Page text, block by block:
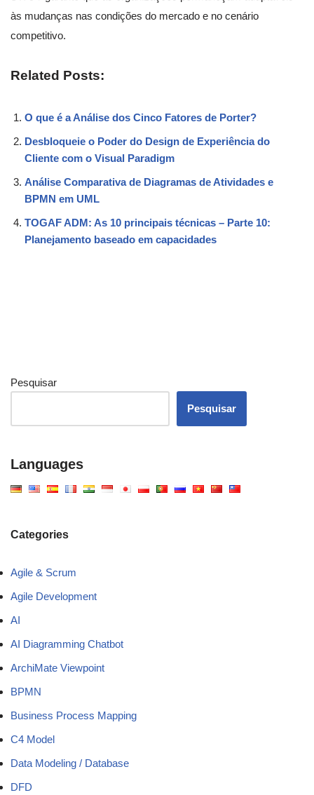
às mudanças nas condições do mercado e no cenário
competitivo.
Related Posts:
O que é a Análise dos Cinco Fatores de Porter?
Desbloqueie o Poder do Design de Experiência do
Cliente com o Visual Paradigm
Análise Comparativa de Diagramas de Atividades e
BPMN em UML
TOGAF ADM: As 10 principais técnicas – Parte 10:
Planejamento baseado em capacidades
Pesquisar
Pesquisar
Languages
Categories
Agile & Scrum
Agile Development
AI
AI Diagramming Chatbot
ArchiMate Viewpoint
BPMN
Business Process Mapping
C4 Model
Data Modeling / Database
DFD